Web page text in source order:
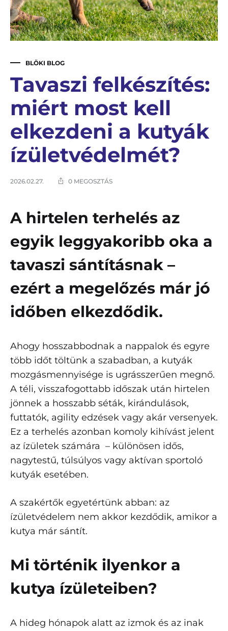
BLÖKI BLOG
Tavaszi felkészítés:
miért most kell
elkezdeni a kutyák
ízületvédelmét?
2026.02.27. 0 MEGOSZTÁS
A hirtelen terhelés az
egyik leggyakoribb oka a
tavaszi sántításnak –
ezért a megelőzés már jó
időben elkezdődik.
Ahogy hosszabbodnak a nappalok és egyre
több időt töltünk a szabadban, a kutyák
mozgásmennyisége is ugrásszerűen megnő.
A téli, visszafogottabb időszak után hirtelen
jönnek a hosszabb séták, kirándulások,
futtatók, agility edzések vagy akár versenyek.
Ez a terhelés azonban komoly kihívást jelent
az ízületek számára – különösen idős,
nagytestű, túlsúlyos vagy aktívan sportoló
kutyák esetében.
A szakértők egyetértünk abban: az
ízületvédelem nem akkor kezdődik, amikor a
kutya már sántít.
Mi történik ilyenkor a
kutya ízületeiben?
A hideg hónapok alatt az izmok és az inak